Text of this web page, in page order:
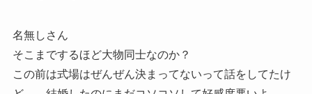
名無しさん
そこまでするほど大物同士なのか？
この前は式場はぜんぜん決まってないって話をしてたけ